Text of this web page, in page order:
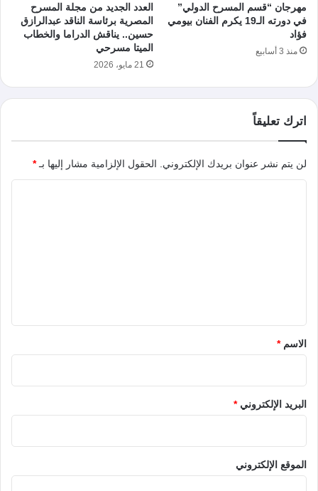
مهرجان “قسم المسرح الدولي”
في دورته الـ19 يكرم الفنان بيومي
فؤاد
منذ 3 أسابيع
العدد الجديد من مجلة المسرح
المصرية برئاسة الناقد عبدالرازق
حسين.. يناقش الدراما والخطاب
الميتا مسرحي
21 مايو، 2026
اترك تعليقاً
لن يتم نشر عنوان بريدك الإلكتروني. الحقول الإلزامية مشار إليها بـ*
*الاسم*
البريد الإلكتروني*
الموقع الإلكتروني